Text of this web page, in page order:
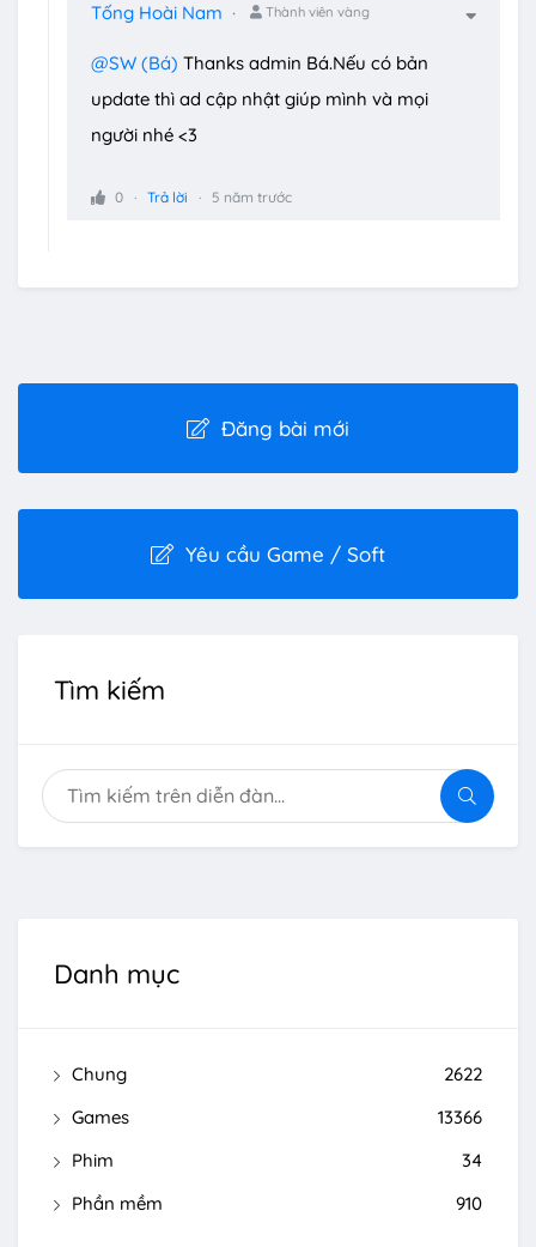
Tống Hoài Nam Thành viên vàng
@SW (Bá) Thanks admin Bá.Nếu có bản
update thì ad cập nhật giúp mình và mọi
người nhé <3
0 Trả lời 5 năm trước
Đăng bài mới
Yêu cầu Game / Soft
Tìm kiếm
Danh mục
Chung
2622
Games
13366
Phim
34
Phần mềm
910